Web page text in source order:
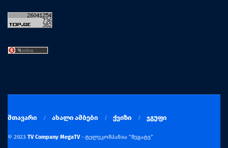
მთავარი ახალი ამბები ქვიზი ჯგუფი
© 2023 TV Company MegaTV- ტელეკომპანია "მეგატვ"